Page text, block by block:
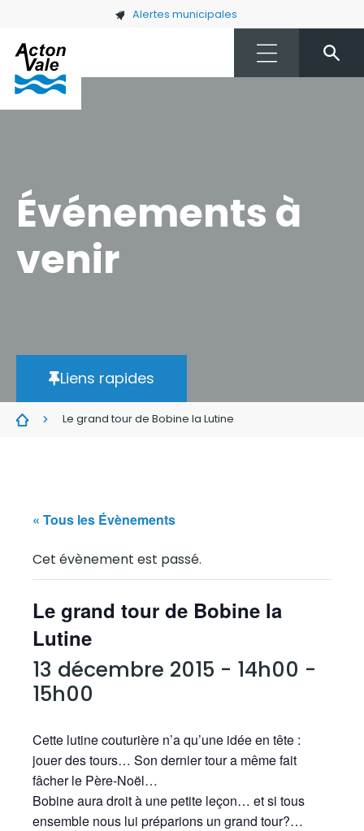
Skip to main content Alertes municipales
Événements à
venir
Liens rapides
Le grand tour de Bobine la Lutine
« Tous les Évènements
Cet évènement est passé.
Le grand tour de Bobine la
Lutine
13 décembre 2015 - 14h00 -
15h00
Cette lutine couturière n’a qu’une idée en tête :
jouer des tours… Son dernier tour a même fait
fâcher le Père-Noël…
Bobine aura droit à une petite leçon… et si tous
ensemble nous lui préparions un grand tour?…